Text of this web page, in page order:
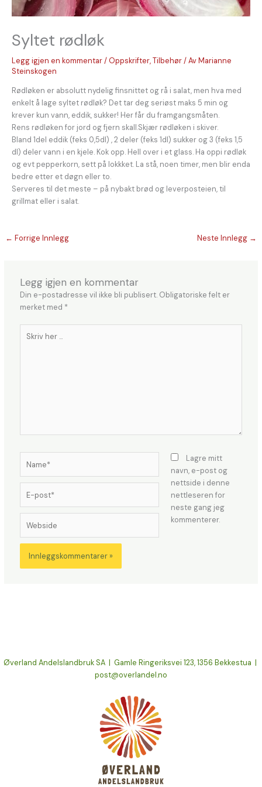
Syltet rødløk
Legg igjen en kommentar/ Oppskrifter,Tilbehør/ AvMarianne
Steinskogen
Rødløken er absolutt nydelig finsnittet og rå i salat, men hva med
enkelt å lage syltet rødløk? Det tar deg seriøst maks 5 min og
krever kun vann, eddik, sukker! Her får du framgangsmåten.
Rens rødløken for jord og fjern skall.Skjær rødløken i skiver.
Bland 1del eddik (feks 0,5dl) , 2 deler (feks 1dl) sukker og 3 (feks 1,5
dl) deler vann i en kjele. Kok opp. Hell over i et glass. Ha oppi rødløk
og evt pepperkorn, sett på lokkket. La stå, noen timer, men blir enda
bedre etter et døgn eller to.
Serveres til det meste – på nybakt brød og leverposteien, til
grillmat eller i salat.
← Forrige Innlegg Neste Innlegg →
Legg igjen en kommentar
Din e-postadresse vil ikke bli publisert. Obligatoriske felt er
merket med *
her
post*
Lagre mitt
navn, e-post og
nettside i denne
nettleseren for
neste gang jeg
kommenterer.
Øverland Andelslandbruk SA | Gamle Ringeriksvei 123, 1356 Bekkestua |
post@overlandel.no